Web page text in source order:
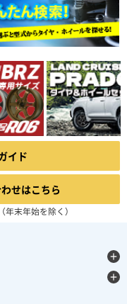
イド
せはこちら
末年始を除く）